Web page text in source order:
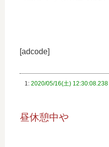
[adcode]
1: 2020/05/16(土) 12:30:08.238
昼休憩中や